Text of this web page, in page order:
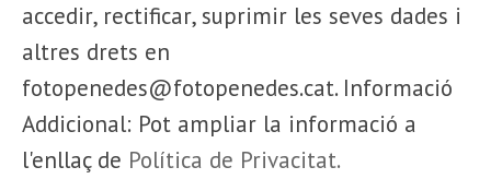
accedir, rectificar, suprimir les seves dades i
altres drets en
fotopenedes@fotopenedes.cat. Informació
Addicional: Pot ampliar la informació a
l'enllaç de Política de Privacitat.